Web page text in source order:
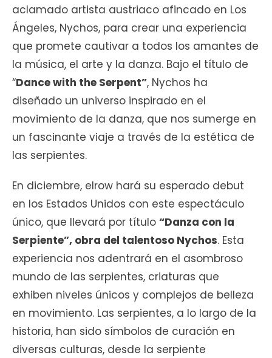
aclamado artista austriaco afincado en Los
Ángeles, Nychos, para crear una experiencia
que promete cautivar a todos los amantes de
la música, el arte y la danza. Bajo el título de
“Dance with the Serpent”, Nychos ha
diseñado un universo inspirado en el
movimiento de la danza, que nos sumerge en
un fascinante viaje a través de la estética de
las serpientes.
En diciembre, elrow hará su esperado debut
en los Estados Unidos con este espectáculo
único, que llevará por título “Danza con la
Serpiente”, obra del talentoso Nychos. Esta
experiencia nos adentrará en el asombroso
mundo de las serpientes, criaturas que
exhiben niveles únicos y complejos de belleza
en movimiento. Las serpientes, a lo largo de la
historia, han sido símbolos de curación en
diversas culturas, desde la serpiente